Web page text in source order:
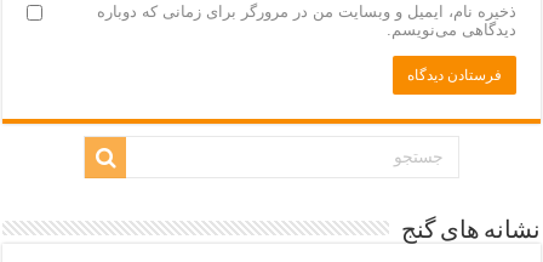
ذخیره نام، ایمیل و وبسایت من در مرورگر برای زمانی که دوباره
دیدگاهی می‌نویسم.
نشانه های گنج